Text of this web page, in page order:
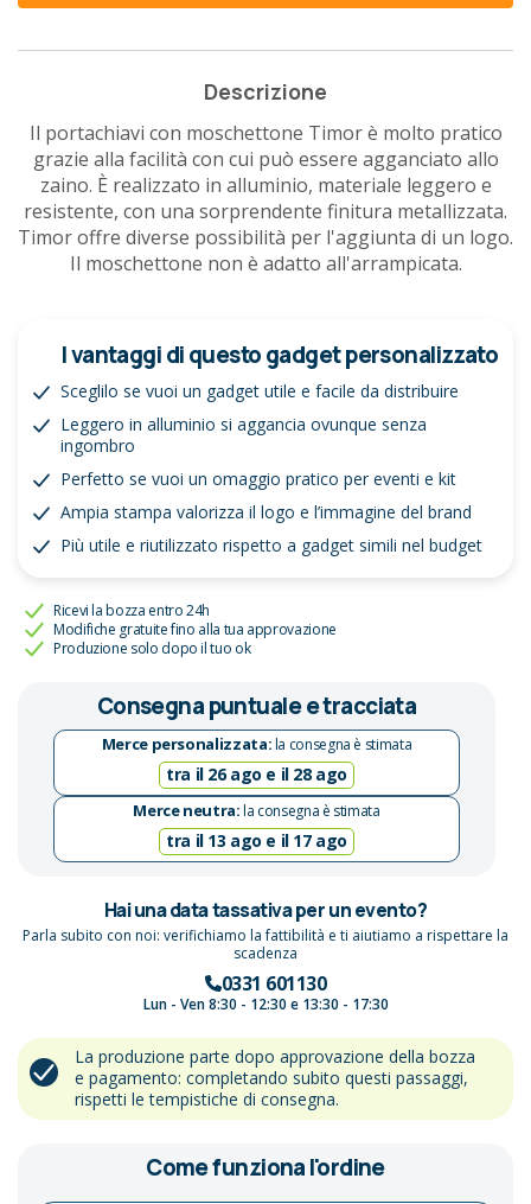
Descrizione
Il portachiavi con moschettone Timor è molto pratico
grazie alla facilità con cui può essere agganciato allo
zaino. È realizzato in alluminio, materiale leggero e
resistente, con una sorprendente finitura metallizzata.
Timor offre diverse possibilità per l'aggiunta di un logo.
Il moschettone non è adatto all'arrampicata.
I vantaggi di questo gadget personalizzato
Sceglilo se vuoi un gadget utile e facile da distribuire
Leggero in alluminio si aggancia ovunque senza
ingombro
Perfetto se vuoi un omaggio pratico per eventi e kit
Ampia stampa valorizza il logo e l’immagine del brand
Più utile e riutilizzato rispetto a gadget simili nel budget
Ricevi la bozza entro 24h
Modifiche gratuite fino alla tua approvazione
Produzione solo dopo il tuo ok
Consegna puntuale e tracciata
Merce personalizzata:la consegna è stimata
tra il 26 ago e il 28 ago
Merce neutra:la consegna è stimata
tra il 13 ago e il 17 ago
Hai una data tassativa per un evento?
Parla subito con noi: verifichiamo la fattibilità e ti aiutiamo a rispettare la
scadenza
0331 601130
Lun - Ven 8:30 - 12:30 e 13:30 - 17:30
La produzione parte dopo approvazione della bozza
e pagamento: completando subito questi passaggi,
rispetti le tempistiche di consegna.
Come funziona l'ordine